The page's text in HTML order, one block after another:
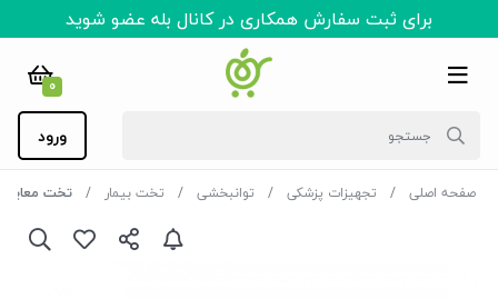
برای ثبت سفارش همکاری در کانال بله عضو شوید
0
ورود
صفحه اصلی تجهیزات پزشکی توانبخشی تخت بیمار تخت